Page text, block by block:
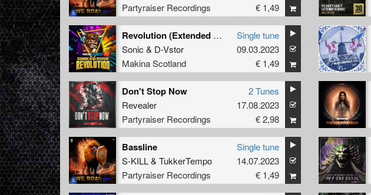
Partyraiser Recordings
€ 1,49
Revolution (Extended Mix)
Sonic & D-Vstor
Makina Scotland
Single tune
09.03.2023
€ 1,49
Don't Stop Now
Revealer
Partyraiser Recordings
2 Tunes
17.08.2023
€ 2,98
Bassline
S-KILL& TukkerTempo
Partyraiser Recordings
Single tune
14.07.2023
€ 1,49